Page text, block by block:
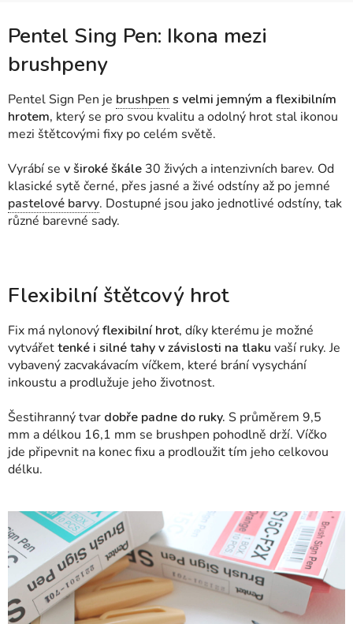
Pentel Sing Pen: Ikona mezi
brushpeny
Pentel Sign Pen je brushpen s velmi jemným a flexibilním
hrotem, který se pro svou kvalitu a odolný hrot stal ikonou
mezi štětcovými fixy po celém světě.
Vyrábí se v široké škále 30 živých a intenzivních barev. Od
klasické sytě černé, přes jasné a živé odstíny až po jemné
pastelové barvy. Dostupné jsou jako jednotlivé odstíny, tak
různé barevné sady.
Flexibilní štětcový hrot
Fix má nylonovýflexibilní hrot, díky kterému je možné
vytvářettenké i silné tahy v závislosti na tlaku vaší ruky. Je
vybavený zacvakávacím víčkem, které brání vysychání
inkoustu a prodlužuje jeho životnost.
Šestihranný tvar dobře padne do ruky. S průměrem 9,5
mm a délkou 16,1 mm se brushpen pohodlně drží. Víčko
jde připevnit na konec fixu a prodloužit tím jeho celkovou
délku.